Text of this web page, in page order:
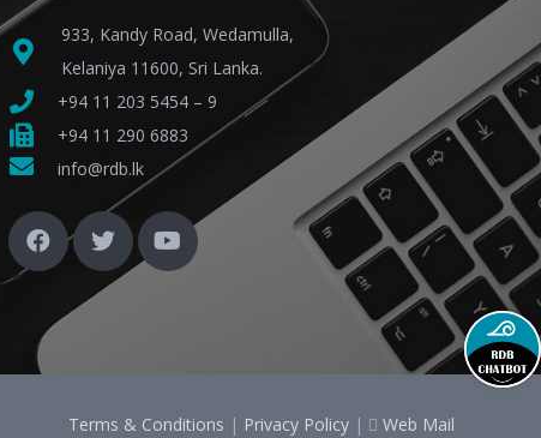
933, Kandy Road, Wedamulla,
Kelaniya 11600, Sri Lanka.
+94 11 203 5454 – 9
+94 11 290 6883
info@rdb.lk
Terms & Conditions | Privacy Policy | Web Mail